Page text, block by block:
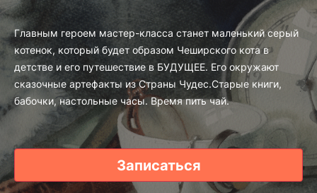
Главным героем мастер-класса станет маленький серый
котенок, который будет образом Чеширского кота в
детстве и его путешествие в БУДУЩЕЕ. Его окружают
сказочные артефакты из Страны Чудес.Старые книги,
бабочки, настольные часы. Время пить чай.
Записаться